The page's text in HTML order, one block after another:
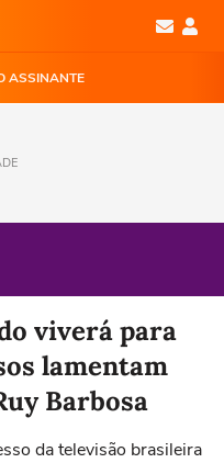
ASSINANTE
viverá para
lamentam
Barbosa
da televisão brasileira